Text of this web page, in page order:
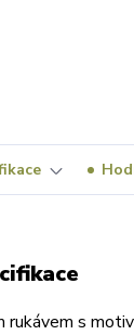
rukávem s